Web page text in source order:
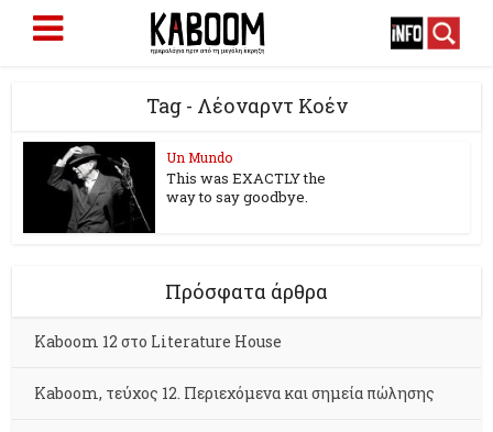
Tag - Λέοναρντ Κοέν
Un Mundo
This was EXACTLY the
way to say goodbye.
Πρόσφατα άρθρα
Kaboom 12 στο Literature House
Kaboom, τεύχος 12. Περιεχόμενα και σημεία πώλησης